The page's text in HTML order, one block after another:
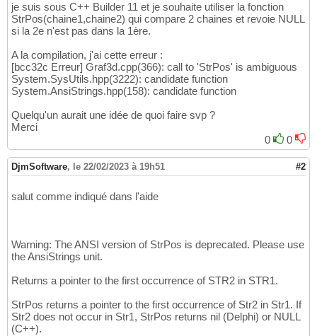
je suis sous C++ Builder 11 et je souhaite utiliser la fonction
StrPos(chaine1,chaine2) qui compare 2 chaines et revoie NULL
si la 2e n'est pas dans la 1ère.
A la compilation, j'ai cette erreur :
[bcc32c Erreur] Graf3d.cpp(366): call to 'StrPos' is ambiguous
System.SysUtils.hpp(3222): candidate function
System.AnsiStrings.hpp(158): candidate function
Quelqu'un aurait une idée de quoi faire svp ?
Merci
0
0
DjmSoftware, le 22/02/2023 à 19h51 #2
salut comme indiqué dans l'aide
Warning: The ANSI version of StrPos is deprecated. Please use
the AnsiStrings unit.
Returns a pointer to the first occurrence of STR2 in STR1.
StrPos returns a pointer to the first occurrence of Str2 in Str1. If
Str2 does not occur in Str1, StrPos returns nil (Delphi) or NULL
(C++).